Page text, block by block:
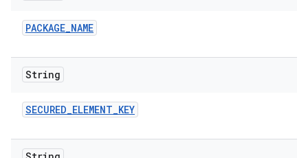
PACKAGE_NAME
String
SECURED_ELEMENT_KEY